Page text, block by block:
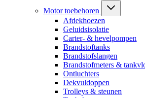
Motor toebehoren
Afdekhoezen
Geluidsisolatie
Carter- & hevelpompen
Brandstoftanks
Brandstofslangen
Brandstofmeters &
Ontluchters
Dekvuldoppen
Trolleys & steunen